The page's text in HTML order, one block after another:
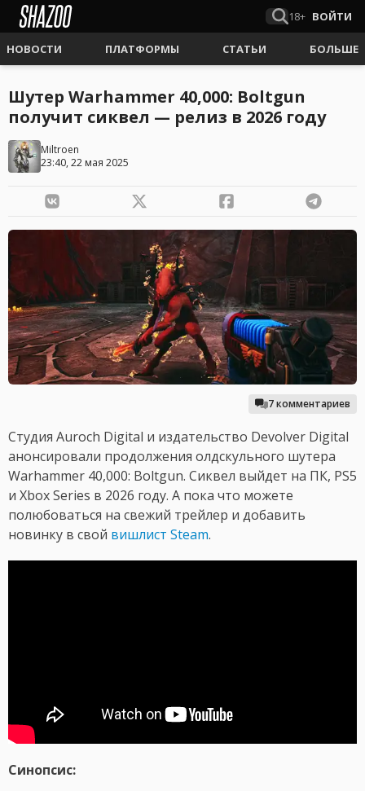
18+ ВОЙТИ
НОВОСТИ ПЛАТФОРМЫ СТАТЬИ БОЛЬШЕ
Шутер Warhammer 40,000: Boltgun
получит сиквел — релиз в 2026 году
Miltroen
23:40, 22 мая 2025
7 комментариев
Студия Auroch Digital и издательство Devolver Digital
анонсировали продолжения олдскульного шутера
Warhammer 40,000: Boltgun. Сиквел выйдет на ПК, PS5
и Xbox Series в 2026 году. А пока что можете
полюбоваться на свежий трейлер и добавить
новинку в свой вишлист Steam.
Синопсис: